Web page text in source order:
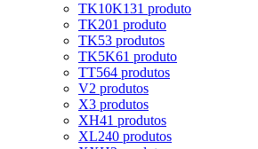
TK10K131 produto
TK201 produto
TK53 produtos
TK5K61 produto
TT564 produtos
V2 produtos
X3 produtos
XH41 produtos
XL240 produtos